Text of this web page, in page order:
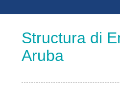
Structura di
Aruba